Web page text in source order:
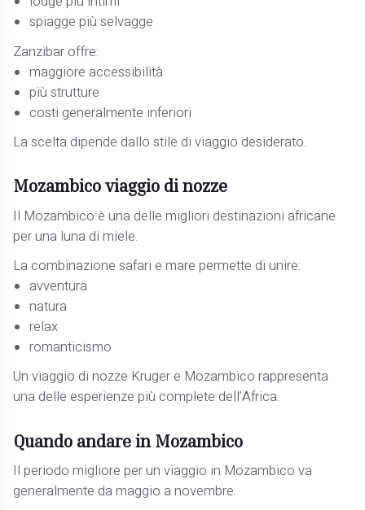
spiagge più selvagge
Zanzibar offre:
maggiore accessibilità
più strutture
costi generalmente inferiori
La scelta dipende dallo stile di viaggio desiderato.
Mozambico viaggio di nozze
Il Mozambico è una delle migliori destinazioni africane
per una luna di miele.
La combinazione safari e mare permette di unire:
avventura
natura
relax
romanticismo
Un viaggio di nozze Kruger e Mozambico rappresenta
una delle esperienze più complete dell’Africa.
Quando andare in Mozambico
Il periodo migliore per un viaggio in Mozambico va
generalmente da maggio a novembre.